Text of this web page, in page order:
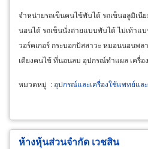
จำหน่ายรถเข็นคนไข้พับได้ รถเข็นอลูมิเ
นอนได้ รถเข็นนั่งถ่ายแบบพับได้ ไม่เท้าแ
วอร์คเกอร์ กระบอกปัสสาวะ หมอนนอนพ
เตียงคนไข้ ที่นอนลม อุปกรณ์ทำแผล เครื่
หมวดหมู่ : อุปกรณ์และเครื่องใช้แพทย์แล
ห้างหุ้นส่วนจำกัด เวชสิน